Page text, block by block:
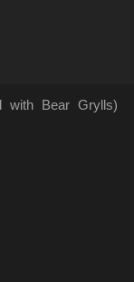
with Bear Grylls)